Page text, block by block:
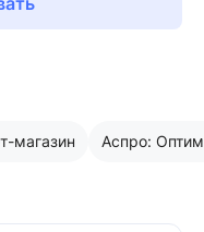
магазин Аспро: